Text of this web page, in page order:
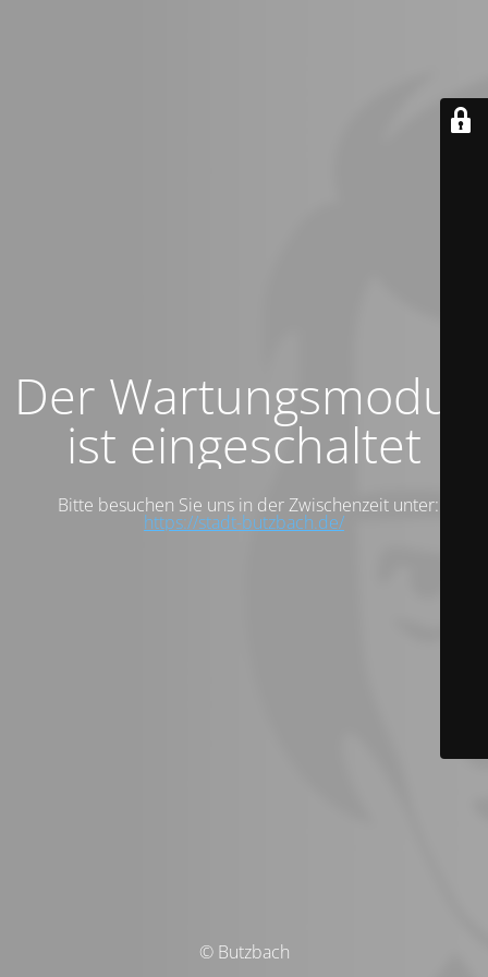
Der Wartungsmodus
ist eingeschaltet
Bitte besuchen Sie uns in der Zwischenzeit unter:
https://stadt-butzbach.de/
© Butzbach